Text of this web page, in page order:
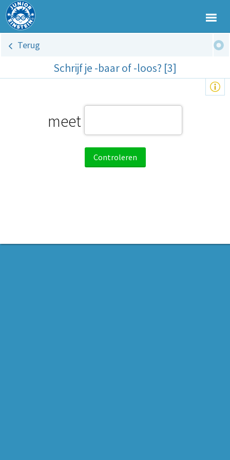
Terug
Schrijf je -baar of -loos? [3]
meet